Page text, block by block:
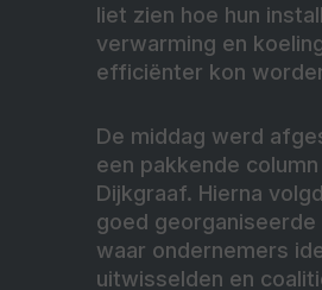
liet zien hoe hun
verwarming en
efficiënter kon
De middag werd
een pakkende
Dijkgraaf. Hierna
goed georganiseerde
waar ondernemers
uitwisselden en